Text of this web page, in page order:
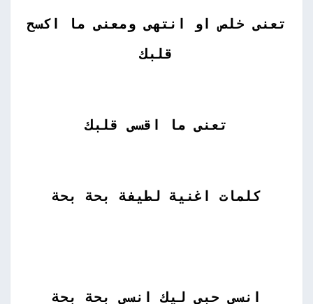
تعنى خلص او انتهى ومعنى ما اكسح
قلبك
تعنى ما اقسى قلبك
كلمات اغنية لطيفة بحة بحة
انسى حبى ليك انسى بحة بحة